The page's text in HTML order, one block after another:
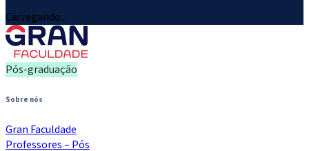
Carregando...
Pós-graduação
Sobre nós
Gran Faculdade
Professores – Pós